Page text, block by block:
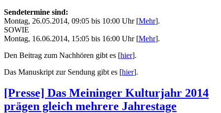
Sendetermine sind:
Montag, 26.05.2014, 09:05 bis 10:00 Uhr [Mehr].
SOWIE
Montag, 16.06.2014, 15:05 bis 16:00 Uhr [Mehr].
Den Beitrag zum Nachhören gibt es [hier].
Das Manuskript zur Sendung gibt es [hier].
[Presse] Das Meininger Kulturjahr 2014
prägen gleich mehrere Jahrestage